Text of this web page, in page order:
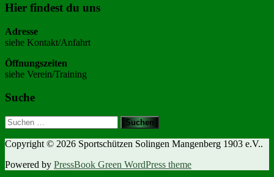
Hier findest du uns
Adresse
siehe Kontakt/Anfahrt
Öffnungszeiten
siehe Verein/Training
Suche
Suchen
nach:
Copyright © 2026 Sportschützen Solingen Mangenberg 1903 e.V..
Powered by PressBook Green WordPress theme